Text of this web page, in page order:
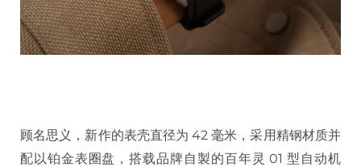
顾名思义，新作的表壳直径为 42 毫米，采用精钢材质并
配以铂金表圈盘，搭载品牌自製的百年灵 01 型自动机